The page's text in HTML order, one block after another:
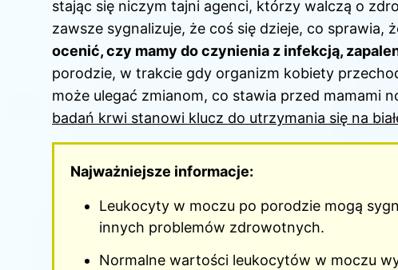
stając się niczym tajni agenci, którzy walczą o
zawsze sygnalizuje, że coś się dzieje, co sprawia,
ocenić, czy mamy do czynienia z infekcją,
porodzie, w trakcie gdy organizm kobiety
może ulegać zmianom, co stawia przed mamami
badań krwi stanowi klucz do utrzymania się na
Najważniejsze informacje:
Leukocyty w moczu po porodzie mogą
innych problemów zdrowotnych.
Normalne wartości leukocytów w moczu